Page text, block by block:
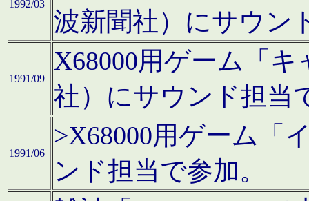
1992/03
波新聞社）にサウン
1991/09
X68000用ゲーム「
社）にサウンド担当
1991/06
>X68000用ゲーム「
ンド担当で参加。